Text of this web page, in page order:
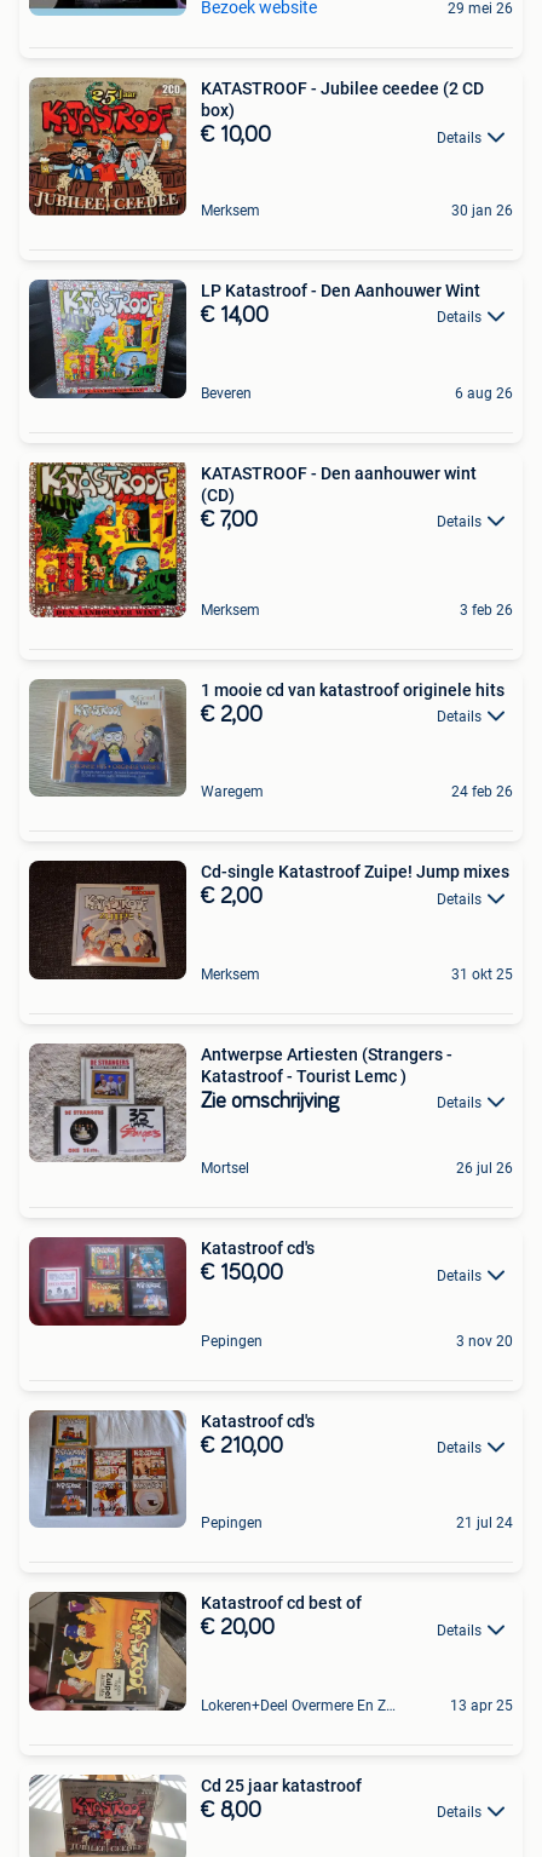
Bezoek website 29 mei 26
KATASTROOF - Jubilee ceedee (2 CD
box)
€ 10,00 Details
Merksem 30 jan 26
LP Katastroof - Den Aanhouwer Wint
€ 14,00 Details
Beveren 6 aug 26
KATASTROOF - Den aanhouwer wint
(CD)
€ 7,00 Details
Merksem 3 feb 26
1 mooie cd van katastroof originele hits
€ 2,00 Details
Waregem 24 feb 26
Cd-single Katastroof Zuipe! Jump mixes
€ 2,00 Details
Merksem 31 okt 25
Antwerpse Artiesten (Strangers -
Katastroof - Tourist Lemc )
Zie omschrijving Details
Mortsel 26 jul 26
Katastroof cd's
€ 150,00 Details
Pepingen 3 nov 20
Katastroof cd's
€ 210,00 Details
Pepingen 21 jul 24
Katastroof cd best of
€ 20,00 Details
Lokeren+Deel Overmere En Zele 13 apr 25
Cd 25 jaar katastroof
€ 8,00 Details